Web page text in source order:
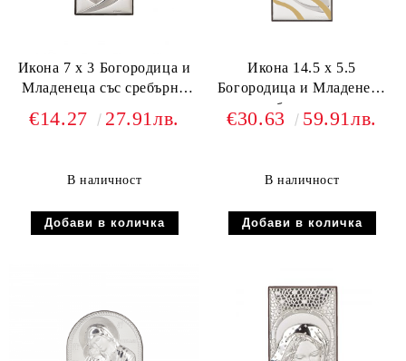
Икона 7 х 3 Богородица и
Младенеца със сребърно
€14.27 27.91лв.
В наличност
Икона 14.5 х 5.5
Богородица и Младенеца
със сребърно и златно
покритие
€30.63 59.91лв.
В наличност